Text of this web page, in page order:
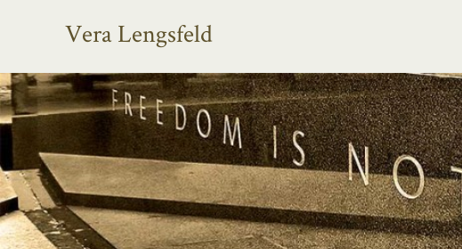
Vera Lengsfeld